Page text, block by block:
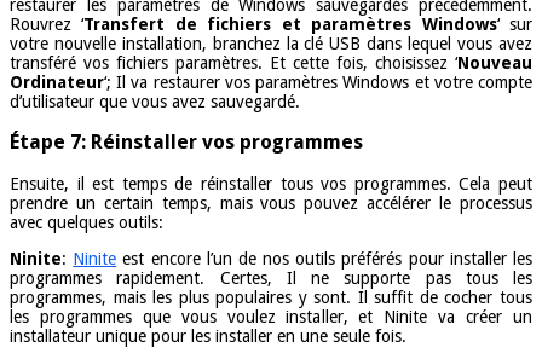
restaurer les paramètres de Windows sauvegardés précédemment.
Rouvrez ‘Transfert de fichiers et paramètres Windows‘ sur
votre nouvelle installation, branchez la clé USB dans lequel vous avez
transféré vos fichiers paramètres. Et cette fois, choisissez ‘Nouveau
Ordinateur‘; Il va restaurer vos paramètres Windows et votre compte
d’utilisateur que vous avez sauvegardé.
Étape 7: Réinstaller vos programmes
Ensuite, il est temps de réinstaller tous vos programmes. Cela peut
prendre un certain temps, mais vous pouvez accélérer le processus
avec quelques outils:
Ninite: Ninite est encore l’un de nos outils préférés pour installer les
programmes rapidement. Certes, Il ne supporte pas tous les
programmes, mais les plus populaires y sont. Il suffit de cocher tous
les programmes que vous voulez installer, et Ninite va créer un
installateur unique pour les installer en une seule fois.